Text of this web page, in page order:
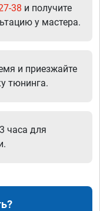
38 и получите
у мастера.
и приезжайте
тюнинга.
часа для